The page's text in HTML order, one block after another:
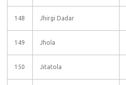
148 Jhirgi Dadar
149 Jhola
150 Jitatola